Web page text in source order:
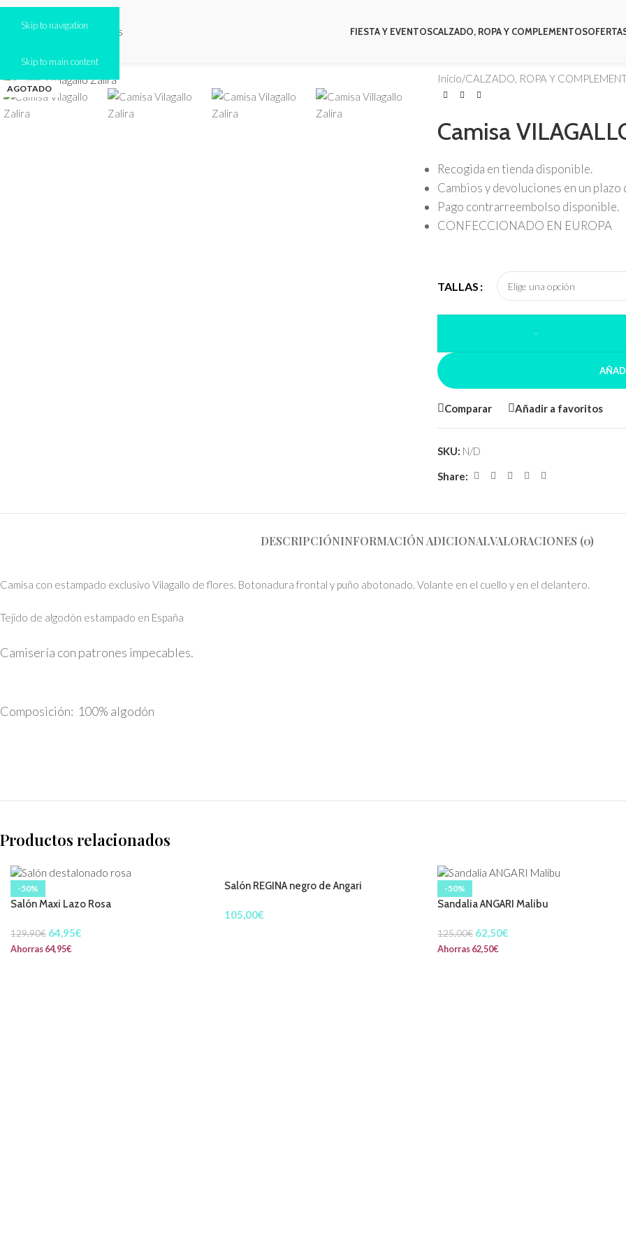
Skip to navigation
Skip to main content
FIESTA Y EVENTOSCALZADO, ROPA Y COMPLEMENTOS
AGOTADO
Click to enlarge
Inicio/CALZADO, ROPA Y
Camisa
Recogida en tienda disponible.
Cambios y devoluciones en un plazo
Pago contrarreembolso disponible.
CONFECCIONADO EN EUROPA
TALLAS
-
Comparar Añadir a favoritos
SKU: N/D
Share:
DESCRIPCIÓNINFORMACIÓN ADICIONALVALORACIONES (0)
Camisa con estampado exclusivo Vilagallo de flores. Botonadura frontal y puño abotonado. Volante en el cuello y en el delantero.
Tejido de algodón estampado en España
Camisería con patrones impecables.
Composición: 100% algodón
Productos relacionados
-50%
Salón Maxi Lazo Rosa
129,90€ 64,95€
Ahorras64,95€
Salón REGINA negro de Angari
105,00€
-50%
Sandalia ANGARI Malibu
125,00€ 62,50€
Ahorras62,50€